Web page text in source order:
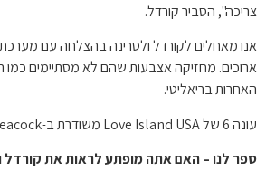
צריכה", הסביר קורדל.
אנו מאחלים לקורדל ולסרינה בהצלחה עם
ארוכים. מחזיקה אצבעות שהם לא מסתיימים כמו
האחרות בריאליטי.
עונה 6 של Love Island USA משודרת ב-Peacock.
ספר לנו – האם אתה מופתע לראות את קורדל